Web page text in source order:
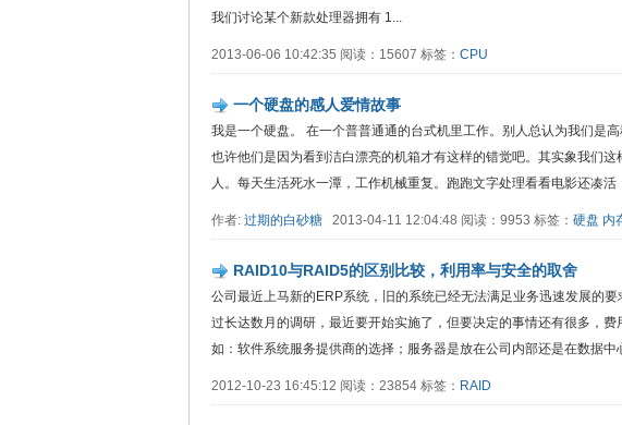
我们讨论某个新款处理器拥有 1...
2013-06-06 10:42:35 阅读：15607 标签： CPU
一个硬盘的感人爱情故事
我是一个硬盘。 在一个普普通通的台式机里工作。别人总认为我们是
也许他们是因为看到洁白漂亮的机箱才有这样的错觉吧。其实象我们
人。每天生活死水一潭，工作机械重复。跑跑文字处理看看电影还凑活
作者: 过期的白砂糖 2013-04-11 12:04:48 阅读：9953 标签： 硬盘 内
RAID10与RAID5的区别比较，利用率与安全的取舍
公司最近上马新的ERP系统，旧的系统已经无法满足业务迅速发展的
过长达数月的调研，最近要开始实施了，但要决定的事情还有很多，
如：软件系统服务提供商的选择；服务器是放在公司内部还是在数据中
2012-10-23 16:45:12 阅读：23854 标签： RAID